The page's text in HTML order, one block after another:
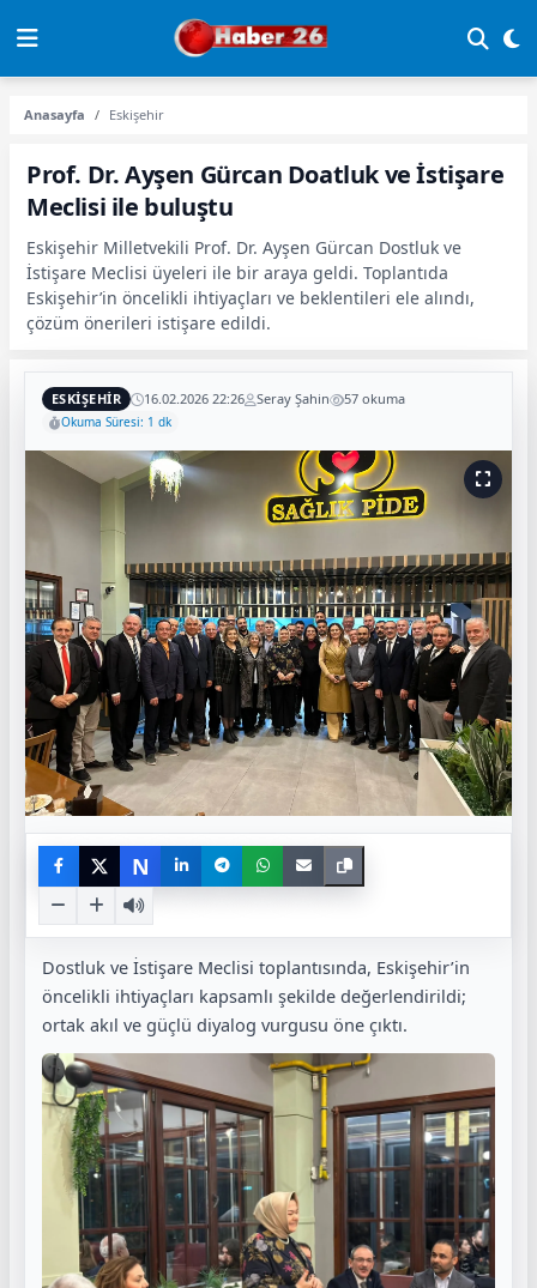
Anasayfa Eskişehir
Prof. Dr. Ayşen Gürcan Doatluk ve İstişare
Meclisi ile buluştu
Eskişehir Milletvekili Prof. Dr. Ayşen Gürcan Dostluk ve
İstişare Meclisi üyeleri ile bir araya geldi. Toplantıda
Eskişehir’in öncelikli ihtiyaçları ve beklentileri ele alındı,
çözüm önerileri istişare edildi.
ESKIŞEHIR 16.02.2026 22:26 Seray Şahin 57 okuma
Okuma Süresi: 1 dk
N
Dostluk ve İstişare Meclisi toplantısında, Eskişehir’in
öncelikli ihtiyaçları kapsamlı şekilde değerlendirildi;
ortak akıl ve güçlü diyalog vurgusu öne çıktı.